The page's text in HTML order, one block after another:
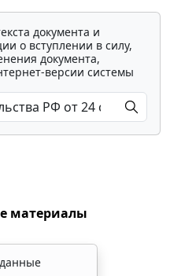
документа и
о вступлении в силу,
документа,
версии системы
материалы